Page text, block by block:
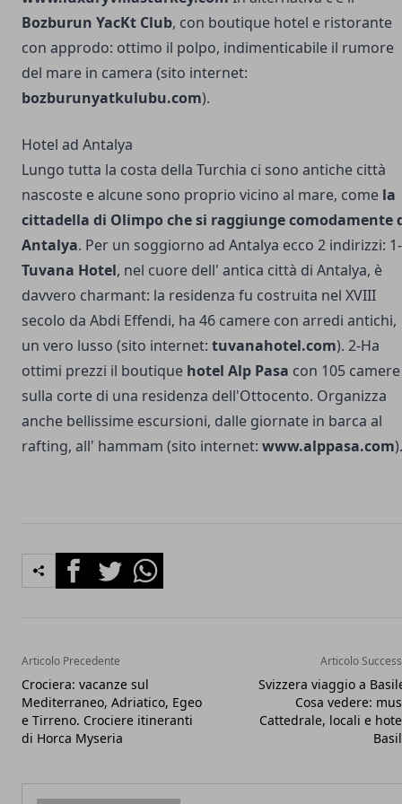
Bozburun YacKt Club, con boutique hotel e ristorante
con approdo: ottimo il polpo, indimenticabile il rumore
del mare in camera (sito internet:
bozburunyatkulubu.com).
Hotel ad Antalya
Lungo tutta la costa della Turchia ci sono antiche città
nascoste e alcune sono proprio vicino al mare, come la
cittadella di Olimpo che si raggiunge comodamente
Antalya. Per un soggiorno ad Antalya ecco 2 indirizzi:
Tuvana Hotel, nel cuore dell' antica città di Antalya, è
davvero charmant: la residenza fu costruita nel XVIII
secolo da Abdi Effendi, ha 46 camere con arredi antichi,
un vero lusso (sito internet: tuvanahotel.com). 2-Ha
ottimi prezzi il boutique hotel Alp Pasa con 105 camere
sulla corte di una residenza dell'Ottocento. Organizza
anche bellissime escursioni, dalle giornate in barca al
rafting, all' hammam (sito internet: www.alppasa.com).
FacebookTwitterWhatsapp
Articolo Precedente
Crociera: vacanze sul
Mediterraneo, Adriatico, Egeo
e Tirreno. Crociere itineranti
di Horca Myseria
Articolo
Svizzera viaggio a
Cosa vedere:
Cattedrale, locali e